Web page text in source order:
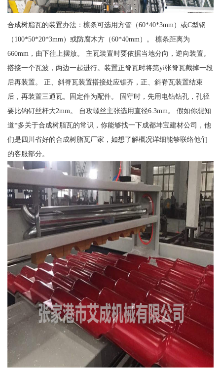
合成树脂瓦的装置办法：檩条可选用方管（60*40*3mm）或C型钢
（100*50*20*3mm）或防腐木方（60*40mm）。 檩条距离为
660mm，由下往上摆放。 主瓦装置时要依据当地分向，逆向装置。
搭接一个瓦波，两边一起进行。装置正脊瓦时将第yi张脊瓦截掉一段
后再装置。 正、斜脊瓦装置搭接处应锯齐，正、斜脊瓦装置结束
后，再装置三通瓦。固定件为配件。 固守时，先用电钻钻孔，孔径
要比钩钉丝杆大2mm。 自攻螺丝主张选用直径6.3mm。 假如你想知
道*多关于合成树脂瓦的常识，你能够找一下成都坤宝建材公司，他
们是四川省好的合成树脂瓦厂家，如想了解概况详细能够联络他们
的客服部分。